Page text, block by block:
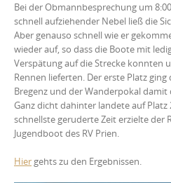
Bei der Obmannbesprechung um
schnell aufziehender Nebel ließ die
Aber genauso schnell wie er
wieder auf, so dass die Boote mit
Verspätung auf die Strecke konnten
Rennen lieferten. Der erste Platz ging
Bregenz und der Wanderpokal damit
Ganz dicht dahinter landete auf Platz
schnellste geruderte Zeit erzielte der
Jugendboot des RV Prien.
Hier gehts zu den Ergebnissen.